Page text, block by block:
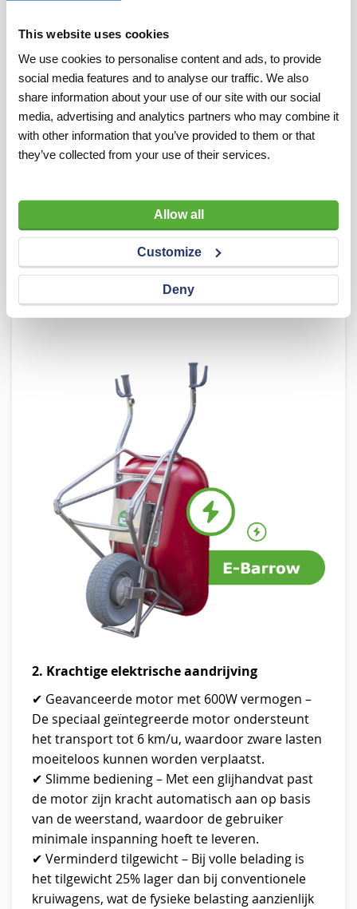
This website uses cookies
We use cookies to personalise content and ads, to provide
social media features and to analyse our traffic. We also
share information about your use of our site with our social
media, advertising and analytics partners who may combine it
with other information that you’ve provided to them or that
they’ve collected from your use of their services.
Allow all
Customize
Deny
✔Duurzame HDPE-bak
gemaakt van 7 mm dik, slagvast kunststof,
waardoor vervorming wordt voorkomen en een
lange levensduur wordt gegarandeerd.
✔Stabiel en ergonomisch frame– Het frame is
vervaardigd uit magnesium versterkt aluminium,
met breed geplaatste poten voor optimale
van de bak.
Lekvrije extra brede band
Ø400x130 mm band van natuurrubber, inclusief
een roestvrijstalen velg, biedt de M-E-BARROW
maximale grip en stabiliteit op diverse
2. Krachtige elektrische aandrijving
✔ Geavanceerde motor met 600W vermogen –
De speciaal geïntegreerde motor ondersteunt
het transport tot 6 km/u, waardoor zware lasten
moeiteloos kunnen worden verplaatst.
✔ Slimme bediening – Met een glijhandvat past
de motor zijn kracht automatisch aan op basis
van de weerstand, waardoor de gebruiker
minimale inspanning hoeft te leveren.
✔ Verminderd tilgewicht – Bij volle belading is
het tilgewicht 25% lager dan bij conventionele
kruiwagens, wat de fysieke belasting aanzienlijk